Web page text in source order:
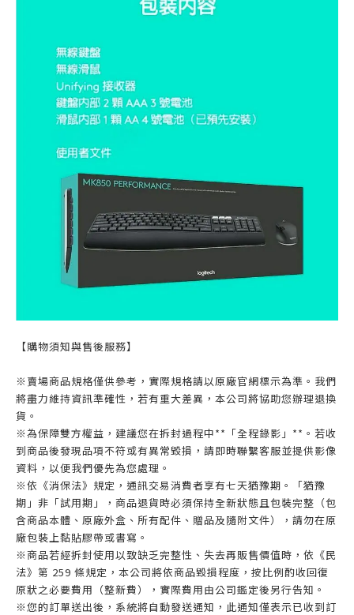
【購物須知與售後服務】
※賣場商品規格僅供參考，實際規格請以原廠官網標示為準。我們
將盡力維持資訊準確性，若有重大差異，本公司將協助您辦理退換
貨。
※為保障雙方權益，建議您在拆封過程中**「全程錄影」**。若收
到商品後發現品項不符或有異常毀損，請即時聯繫客服並提供影像
資料，以便我們優先為您處理。
※依《消保法》規定，通訊交易消費者享有七天猶豫期。「猶豫
期」非「試用期」，商品退貨時必須保持全新狀態且包裝完整（包
含商品本體、原廠外盒、所有配件、贈品及隨附文件），請勿在原
廠包裝上黏貼膠帶或書寫。
※商品若經拆封使用以致缺乏完整性、失去再販售價值時，依《民
法》第 259 條規定，本公司將依商品毀損程度，按比例酌收回復
原狀之必要費用（整新費），實際費用由公司鑑定後另行告知。
※您的訂單送出後，系統將自動發送通知，此通知僅表示已收到訂